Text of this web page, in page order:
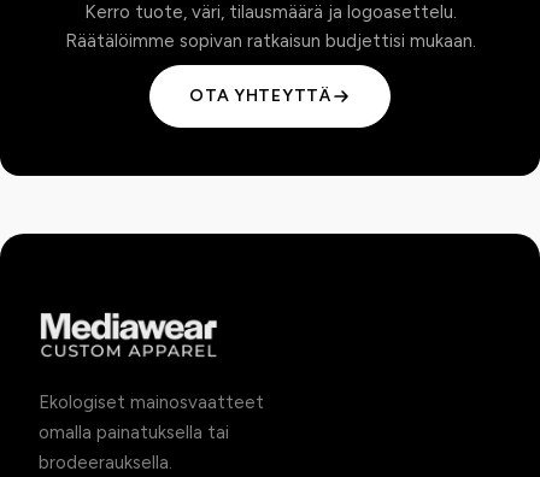
Kerro tuote, väri, tilausmäärä ja logoasettelu.
Räätälöimme sopivan ratkaisun budjettisi mukaan.
OTA YHTEYTTÄ
Ekologiset mainosvaatteet
omalla painatuksella tai
brodeerauksella.